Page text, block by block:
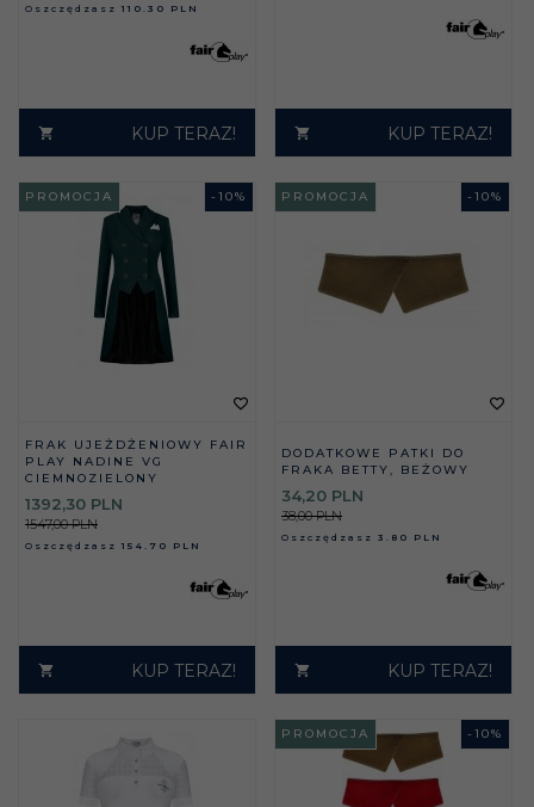
Oszczędzasz 110.30 PLN
KUP TERAZ! KUP TERAZ!
- 10%
PROMOCJA
FRAK UJEŻDŻENIOWY FAIR
PLAY NADINE VG
CIEMNOZIELONY
1392,30 PLN
1547,00 PLN
Oszczędzasz 154.70 PLN
KUP TERAZ!
- 10%
PROMOCJA
DODATKOWE PATKI DO
FRAKA BETTY, BEŻOWY
34,20 PLN
38,00 PLN
Oszczędzasz 3.80 PLN
KUP TERAZ!
- 10%
PROMOCJA